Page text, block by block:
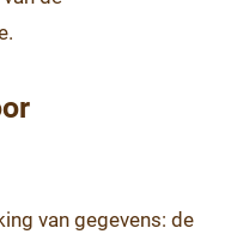
van gegevens: de